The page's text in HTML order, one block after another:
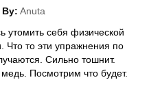
By: Anuta
утомить себя физической
то эти упражнения по
Сильно тошнит.
Посмотрим что будет.